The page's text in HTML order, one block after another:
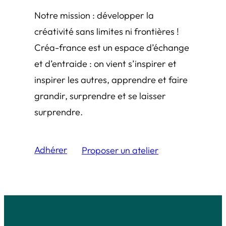
Notre mission : développer la
créativité sans limites ni frontières !
Créa-france est un espace d’échange
et d’entraide : on vient s’inspirer et
inspirer les autres, apprendre et faire
grandir, surprendre et se laisser
surprendre.
Adhérer Proposer un atelier